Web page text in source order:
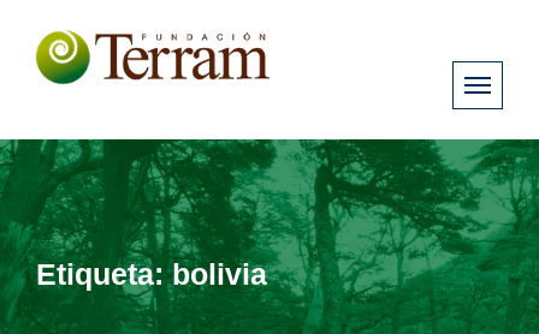
Etiqueta:bolivia